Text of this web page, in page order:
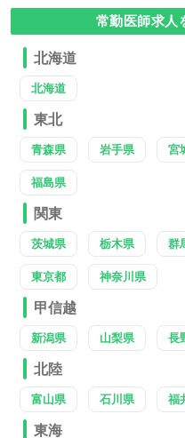
常勤医師求人
北海道
北海道
東北
青森県 岩手県 宮
福島県
関東
茨城県 栃木県 群
東京都 神奈川県
甲信越
新潟県 山梨県 長
北陸
富山県 石川県 福
東海